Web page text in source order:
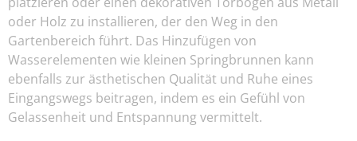
oder Holz zu installieren, der den Weg in den
Gartenbereich führt. Das Hinzufügen von
Wasserelementen wie kleinen Springbrunnen kann
ebenfalls zur ästhetischen Qualität und Ruhe eines
Eingangswegs beitragen, indem es ein Gefühl von
Gelassenheit und Entspannung vermittelt.